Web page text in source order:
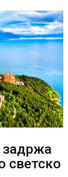
задржа
светско